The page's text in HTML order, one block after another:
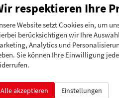
Fahrzeugnummer 215626 Getriebe
Kraftstoff Benzin 85
23.255,– €
incl. 19% MwSt.
Verbrauch kombiniert:
6,00 l/
CO -Klasse:
2
respektieren Ihre
Website setzt Cookies ein, um
berücksichtigen wir Ihre
Analytics und
Sie können Ihre Einwilligung
Alle akzeptieren Einstellungen